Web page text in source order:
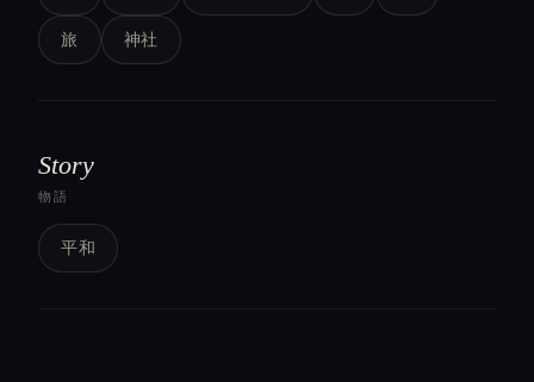
旅 神社
Story
物語
平和